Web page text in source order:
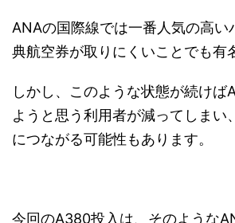
ANAの国際線では一番人気の高い
典航空券が取りにくいことでも有
しかし、このような状態が続けば
ようと思う利用者が減ってしまい
につながる可能性もあります。
今回のA380投入は、そのような